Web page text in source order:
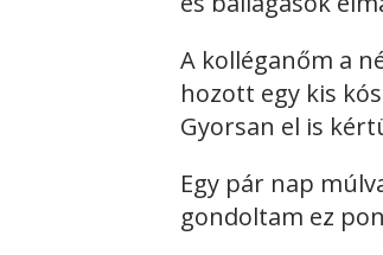
A kolléganőm a
hozott egy kis
Gyorsan el is
Egy pár nap
gondoltam ez